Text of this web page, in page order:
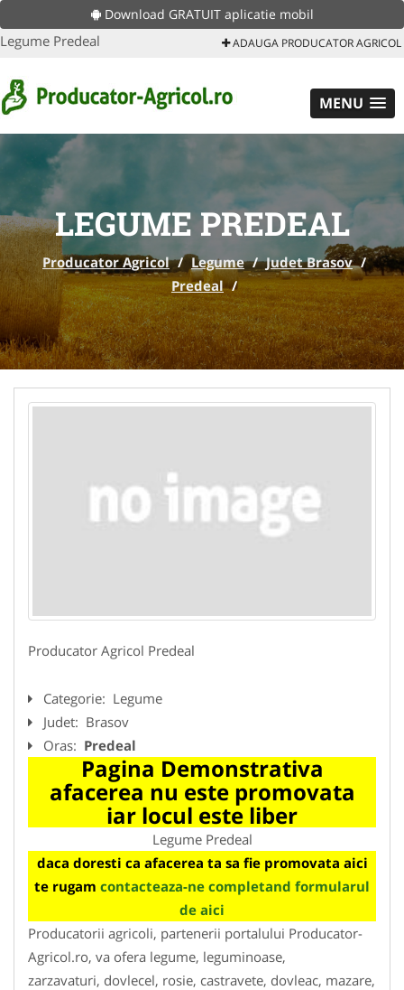
Download GRATUIT aplicatie mobil
Legume Predeal ADAUGA PRODUCATOR AGRICOL
MENU
LEGUME PREDEAL
Producator Agricol / Legume / Judet Brasov /
Predeal /
Producator Agricol Predeal
Categorie: Legume
Judet: Brasov
Oras: Predeal
Pagina Demonstrativa
afacerea nu este promovata
iar locul este liber
Legume Predeal
daca doresti ca afacerea ta sa fie promovata aici
te rugam contacteaza-ne completand formularul
de aici
Producatorii agricoli, partenerii portalului Producator-
Agricol.ro, va ofera legume, leguminoase,
zarzavaturi, dovlecel, rosie, castravete, dovleac, mazare,